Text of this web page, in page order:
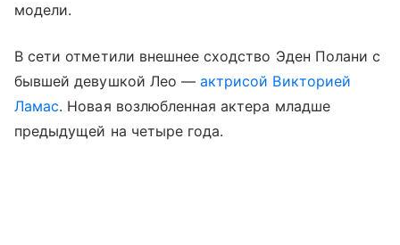
модели.
В сети отметили внешнее сходство Эден Полани с
бывшей девушкой Лео —актрисой Викторией
Ламас. Новая возлюбленная актера младше
предыдущей на четыре года.